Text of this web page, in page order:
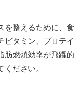
を整えるために、食
ビタミン、プロテイ
肪燃焼効率が飛躍的
ださい。